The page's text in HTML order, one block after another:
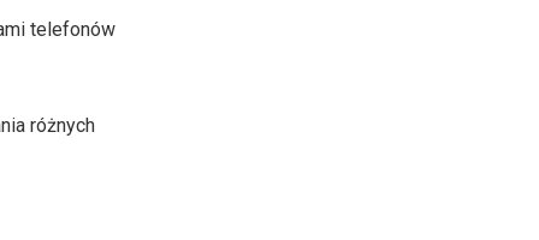
do
telefonów
różnych